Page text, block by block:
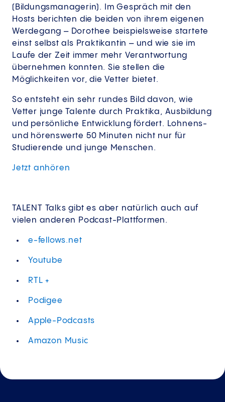
(Bildungsmanagerin). Im Gespräch mit den
Hosts berichten die beiden von ihrem eigenen
Werdegang – Dorothee beispielsweise startete
einst selbst als Praktikantin – und wie sie im
Laufe der Zeit immer mehr Verantwortung
übernehmen konnten. Sie stellen die
Möglichkeiten vor, die Vetter bietet.
So entsteht ein sehr rundes Bild davon, wie
Vetter junge Talente durch Praktika, Ausbildung
und persönliche Entwicklung fördert. Lohnens-
und hörenswerte 50 Minuten nicht nur für
Studierende und junge Menschen.
Jetzt anhören
TALENT Talks gibt es aber natürlich auch auf
vielen anderen Podcast-Plattformen.
e-fellows.net
Youtube
RTL +
Podigee
Apple-Podcasts
Amazon Music